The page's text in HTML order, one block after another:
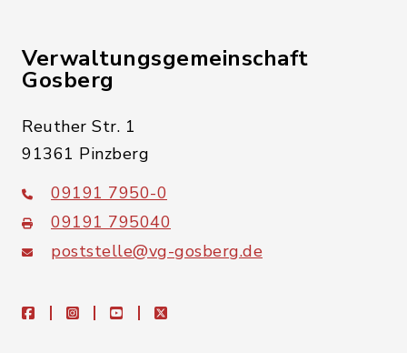
Verwaltungsgemeinschaft
Gosberg
Reuther Str. 1
91361 Pinzberg
09191 7950-0
09191 795040
poststelle@vg-gosberg.de
facebookinstagramyoutubeX